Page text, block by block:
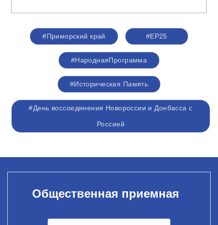
#Приморский край #ЕР25
#НароднаяПрограмма
#Историческая Память
#День воссоединения Новороссии и Донбасса с
Россией
Общественная приемная